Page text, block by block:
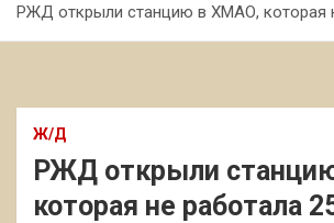
РЖД открыли станцию в ХМАО, которая
Ж/Д
РЖД открыли
которая не работала